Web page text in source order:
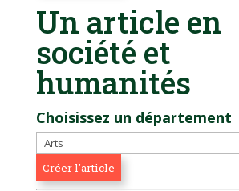
Un article en
société et
humanités
Choisissez un département